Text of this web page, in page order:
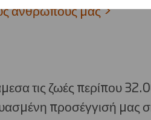
ανθρώπους μας >
τις ζωές περίπου
προσέγγισή μας